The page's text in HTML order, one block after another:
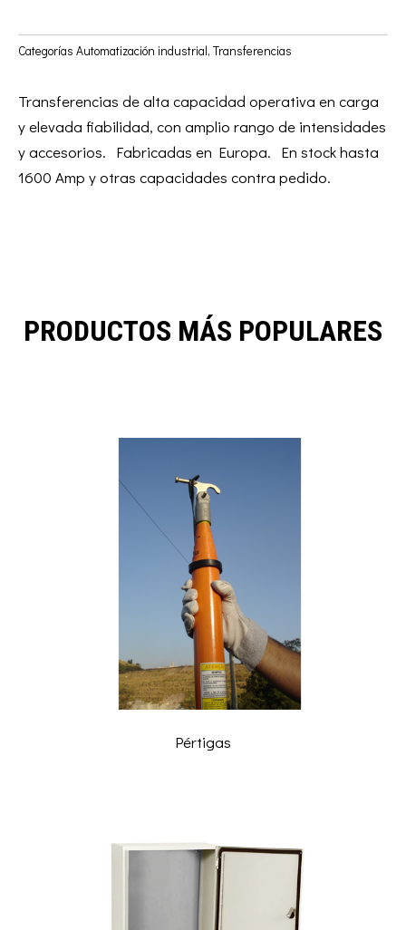
Categorías Automatización industrial, Transferencias
Transferencias de alta capacidad operativa en carga
y elevada fiabilidad, con amplio rango de intensidades
y accesorios. Fabricadas en Europa. En stock hasta
1600 Amp y otras capacidades contra pedido.
PRODUCTOS MÁS POPULARES
Pértigas